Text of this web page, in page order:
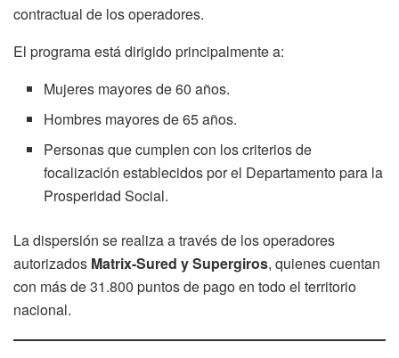
contractual de los operadores.
El programa está dirigido principalmente a:
Mujeres mayores de 60 años.
Hombres mayores de 65 años.
Personas que cumplen con los criterios de
focalización establecidos por el Departamento para la
Prosperidad Social.
La dispersión se realiza a través de los operadores
autorizados Matrix-Sured y Supergiros, quienes cuentan
con más de 31.800 puntos de pago en todo el territorio
nacional.